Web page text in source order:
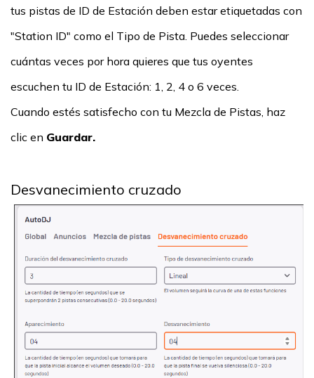
tus pistas de ID de Estación deben estar etiquetadas con
"Station ID" como el Tipo de Pista. Puedes seleccionar
cuántas veces por hora quieres que tus oyentes
escuchen tu ID de Estación: 1, 2, 4 o 6 veces.
Cuando estés satisfecho con tu Mezcla de Pistas, haz
clic en Guardar.
Desvanecimiento cruzado